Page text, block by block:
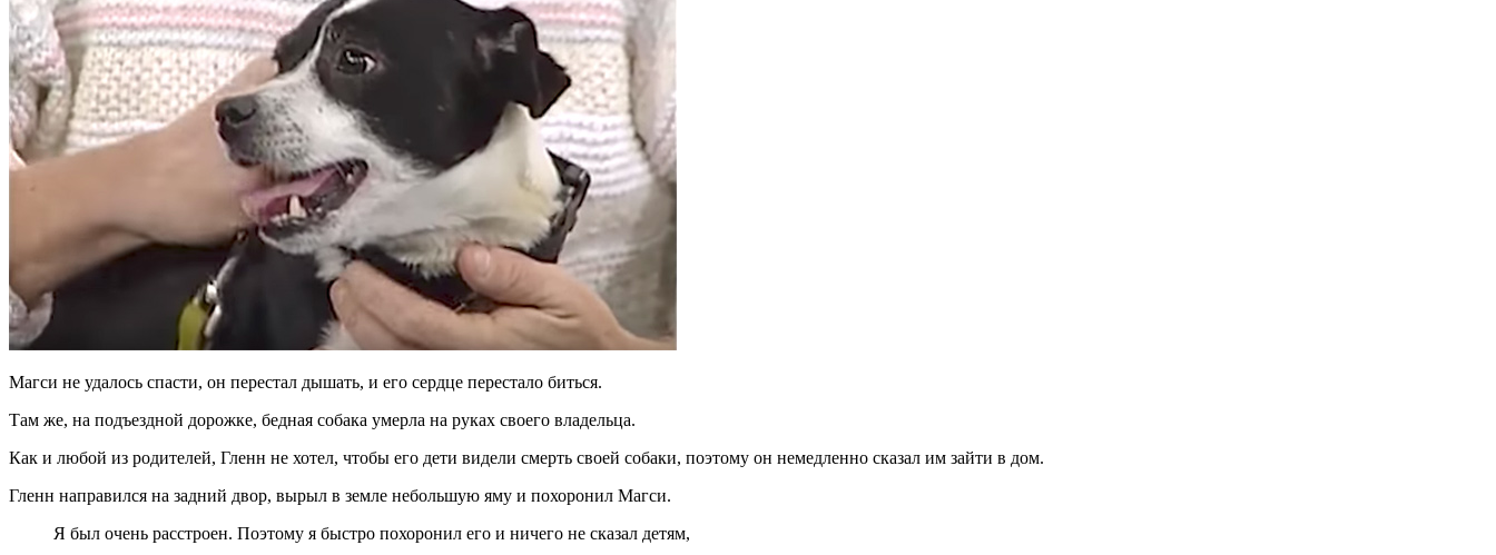
Магси не удалось спасти, он перестал дышать, и его сердце перестало биться.
Там же, на подъездной дорожке, бедная собака умерла на руках своего владельца.
Как и любой из родителей, Гленн не хотел, чтобы его дети видели смерть своей собаки, поэтому он немедленно сказал им зайти в дом.
Гленн направился на задний двор, вырыл в земле небольшую яму и похоронил Магси.
Я был очень расстроен. Поэтому я быстро похоронил его и ничего не сказал детям,